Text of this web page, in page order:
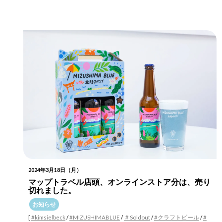
2024年3月18日（月）
マップトラベル店頭、オンラインストア分は、売り
切れました。
お知らせ
[#kimsielbeck/#MIZUSHIMABLUE / ＃Soldout/#クラフトビール/#